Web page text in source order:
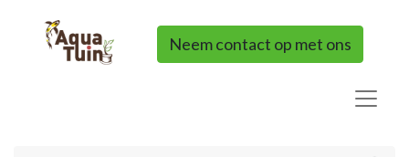
Neem contact op met ons